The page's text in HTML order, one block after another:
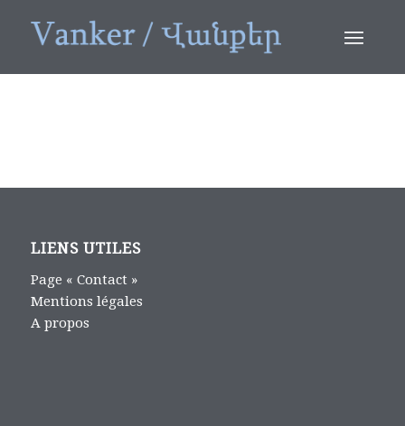
LIENS UTILES
Page « Contact »
Mentions légales
A propos